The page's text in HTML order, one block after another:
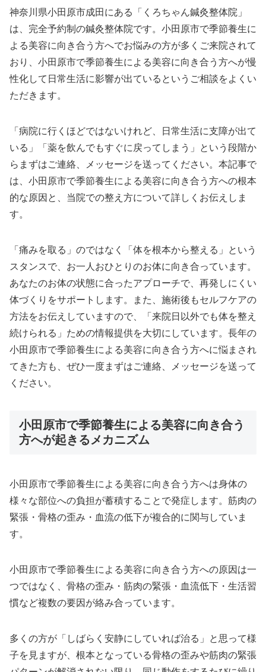
神奈川県小田原市成田にある「くろちゃん鍼灸整体院」
は、完全予約制の鍼灸整体院です。小田原市で季節養生に
よる美容に向き合う方へでお悩みの方が多くご来院されて
おり、小田原市で季節養生による美容に向き合う方へが慢
性化して日常生活に影響が出ているというご相談をよくい
ただきます。
「病院に行くほどではないけれど、日常生活に支障が出て
いる」「薬を飲んでもすぐに戻ってしまう」という段階か
らまずはご連絡、メッセージを送ってください。本記事で
は、小田原市で季節養生による美容に向き合う方への根本
的な原因と、当院での整え方について詳しくお伝えしま
す。
「痛みを取る」のではなく「体を根本から整える」という
スタンスで、お一人おひとりのお体に向き合っています。
あなたのお体の状態に合ったアプローチで、再発しにくい
体づくりをサポートします。また、施術後もセルフケアの
方法をお伝えしていますので、「来院日以外でも体を整え
続けられる」ための情報提供を大切にしています。長年の
小田原市で季節養生による美容に向き合う方へに悩まされ
てきた方も、ぜひ一度まずはご連絡、メッセージを送って
ください。
小田原市で季節養生による美容に向き合う
方へが起きるメカニズム
小田原市で季節養生による美容に向き合う方へは身体の
様々な部位への負担が蓄積することで発症します。筋肉の
緊張・骨格の歪み・血流の低下が複合的に関与していま
す。
小田原市で季節養生による美容に向き合う方への原因は一
つではなく、骨格の歪み・筋肉の緊張・血流低下・生活習
慣など複数の要因が絡み合っています。
多くの方が「しばらく安静にしていれば治る」と思って様
子を見ますが、根本となっている骨格の歪みや筋肉の緊張